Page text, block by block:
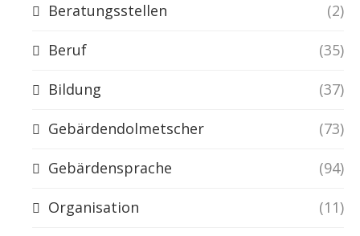
Beratungsstellen (2)
Beruf (35)
Bildung (37)
Gebärdendolmetscher (73)
Gebärdensprache (94)
Organisation (11)